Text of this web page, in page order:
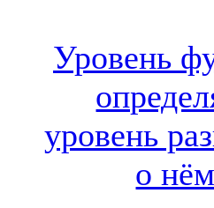
Уровень
уровень
о нём